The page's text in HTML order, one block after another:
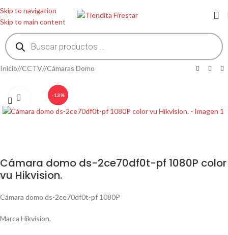
Skip to navigation
Skip to main content
Inicio/ CCTV/ Cámaras Domo
-13%
Clic para ampliar
Cámara domo ds-2ce70df0t-pf 1080P color
vu Hikvision.
Cámara domo ds-2ce70df0t-pf 1080P
Marca Hikvision.